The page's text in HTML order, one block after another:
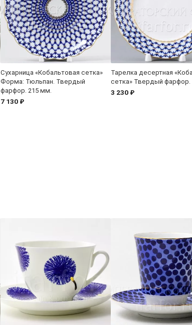
Сухарница «Кобальтовая сетка»
Форма: Тюльпан. Твердый
фарфор. 215 мм.
7 130 ₽
Тарелка десертная
сетка» Твердый фарфор.
3 230 ₽